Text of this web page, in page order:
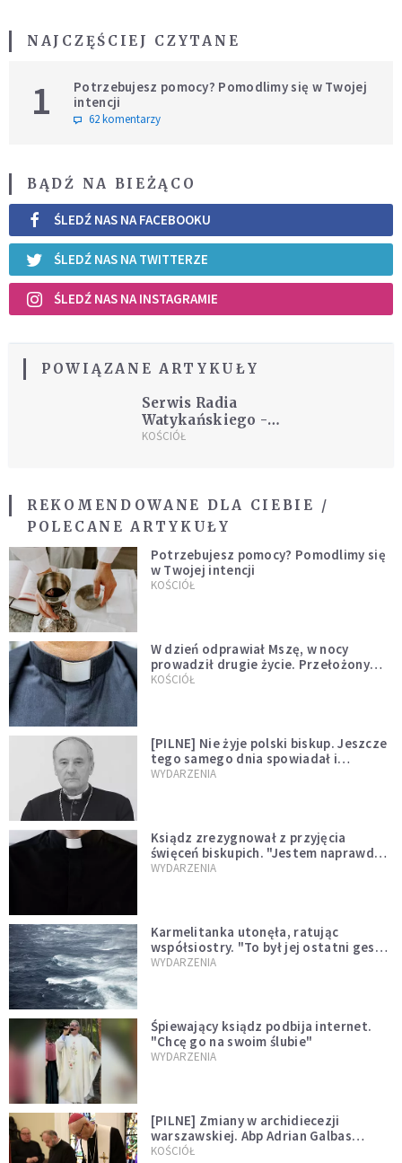
NAJCZĘŚCIEJ CZYTANE
1
Potrzebujesz pomocy? Pomodlimy się w Twojej
intencji
62 komentarzy
BĄDŹ NA BIEŻĄCO
ŚLEDŹ NAS NA FACEBOOKU
ŚLEDŹ NAS NA TWITTERZE
ŚLEDŹ NAS NA INSTAGRAMIE
POWIĄZANE ARTYKUŁY
Serwis Radia
Watykańskiego -
26.10.2016
KOŚCIÓŁ
REKOMENDOWANE DLA CIEBIE /
POLECANE ARTYKUŁY
Potrzebujesz pomocy? Pomodlimy się
w Twojej intencji
KOŚCIÓŁ
W dzień odprawiał Mszę, w nocy
prowadził drugie życie. Przełożony
kazał mu opuścić zakon
KOŚCIÓŁ
[PILNE] Nie żyje polski biskup. Jeszcze
tego samego dnia spowiadał i
sprawował Mszę świętą
WYDARZENIA
Ksiądz zrezygnował z przyjęcia
święceń biskupich. "Jestem naprawdę
niegodny"
WYDARZENIA
Karmelitanka utonęła, ratując
współsiostry. "To był jej ostatni gest
miłości"
WYDARZENIA
Śpiewający ksiądz podbija internet.
"Chcę go na swoim ślubie"
WYDARZENIA
[PILNE] Zmiany w archidiecezji
warszawskiej. Abp Adrian Galbas
wręczył dekrety nowym proboszczom
KOŚCIÓŁ